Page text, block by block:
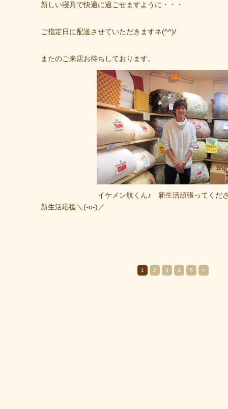
新しい寝具で快適に過ごせますように・・・
ご指定日に配送させていただきますネ(^^)/
またのご来店お待ちしております。
イケメン航くん♪ 新生活頑張ってください
新生活応援＼(-o-)／
1 2 3 4 5 >